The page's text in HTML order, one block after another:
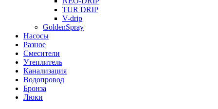
TUR DRIP
V-drip
GoldenSpray
Насосы
Разное
Смесители
Утеплитель
Канализация
Водопровод
Бронза
Люки